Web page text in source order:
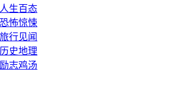
生百态
怖惊悚
行见闻
史地理
志鸡汤